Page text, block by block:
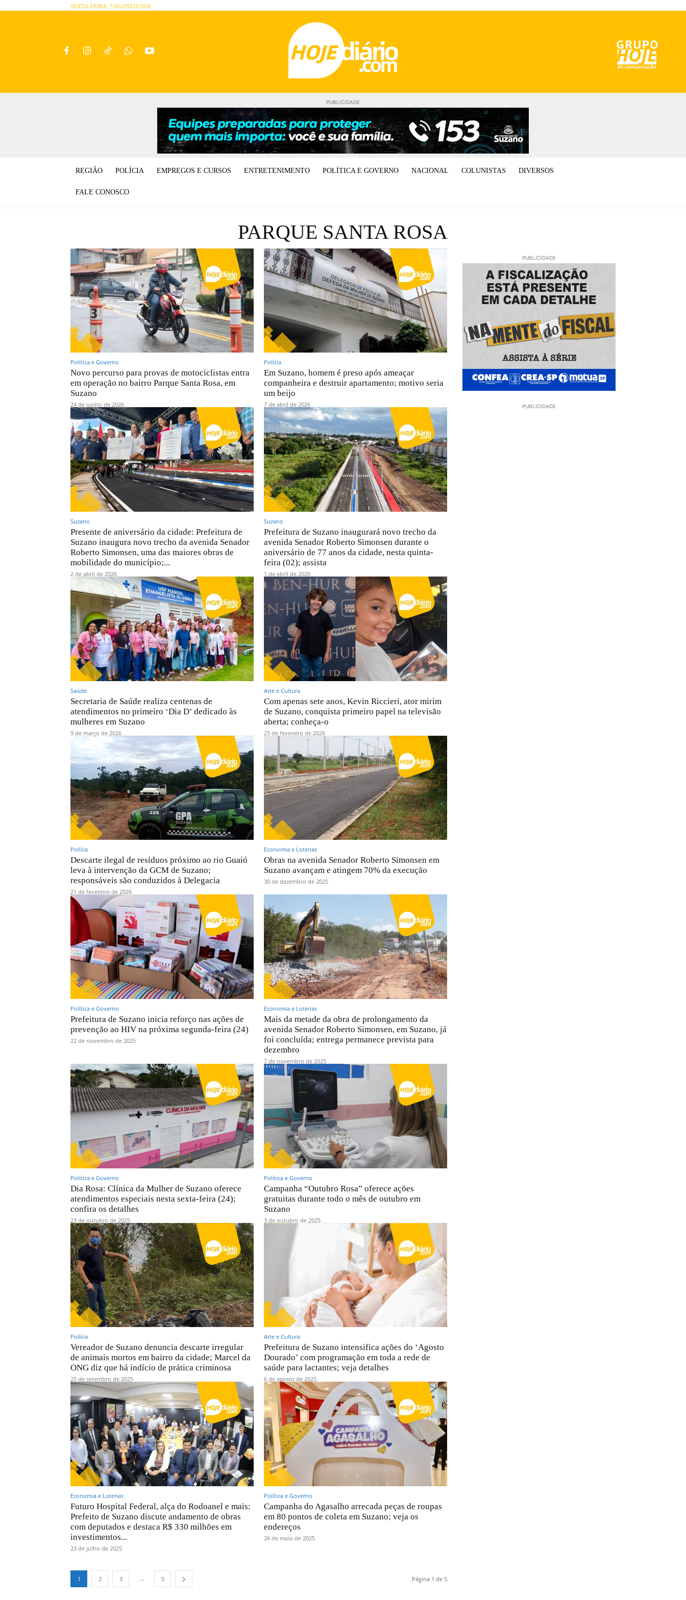
SEXTA-FEIRA, 7/AGOSTO/2026
PUBLICIDADE
REGIÃO POLÍCIA EMPREGOS E CURSOS ENTRETENIMENTO POLÍTICA E GOVERNO NACIONAL COLUNISTAS DIVERSOS
FALE CONOSCO
PARQUE SANTA ROSA
Política e Governo
Novo percurso para provas de motociclistas entra
em operação no bairro Parque Santa Rosa, em
Suzano
24 de junho de 2026
Polícia
Em Suzano, homem é preso após ameaçar
companheira e destruir apartamento; motivo seria
um beijo
7 de abril de 2026
Suzano
Presente de aniversário da cidade: Prefeitura de
Suzano inaugura novo trecho da avenida Senador
Roberto Simonsen, uma das maiores obras de
mobilidade do município;...
2 de abril de 2026
Suzano
Prefeitura de Suzano inaugurará novo trecho da
avenida Senador Roberto Simonsen durante o
aniversário de 77 anos da cidade, nesta quinta-
feira (02); assista
1 de abril de 2026
Saúde
Secretaria de Saúde realiza centenas de
atendimentos no primeiro ‘Dia D’ dedicado às
mulheres em Suzano
9 de março de 2026
Arte e Cultura
Com apenas sete anos, Kevin Riccieri, ator mirim
de Suzano, conquista primeiro papel na televisão
aberta; conheça-o
25 de fevereiro de 2026
Polícia
Descarte ilegal de resíduos próximo ao rio Guaió
leva à intervenção da GCM de Suzano;
responsáveis são conduzidos à Delegacia
21 de fevereiro de 2026
Economia e Loterias
Obras na avenida Senador Roberto Simonsen em
Suzano avançam e atingem 70% da execução
30 de dezembro de 2025
Política e Governo
Prefeitura de Suzano inicia reforço nas ações de
prevenção ao HIV na próxima segunda-feira (24)
22 de novembro de 2025
Economia e Loterias
Mais da metade da obra de prolongamento da
avenida Senador Roberto Simonsen, em Suzano, já
foi concluída; entrega permanece prevista para
dezembro
7 de novembro de 2025
Política e Governo
Dia Rosa: Clínica da Mulher de Suzano oferece
atendimentos especiais nesta sexta-feira (24);
confira os detalhes
23 de outubro de 2025
Política e Governo
Campanha “Outubro Rosa” oferece ações
gratuitas durante todo o mês de outubro em
Suzano
3 de outubro de 2025
Polícia
Vereador de Suzano denuncia descarte irregular
de animais mortos em bairro da cidade; Marcel da
ONG diz que há indício de prática criminosa
25 de setembro de 2025
Arte e Cultura
Prefeitura de Suzano intensifica ações do ‘Agosto
Dourado’ com programação em toda a rede de
saúde para lactantes; veja detalhes
6 de agosto de 2025
Economia e Loterias
Futuro Hospital Federal, alça do Rodoanel e mais:
Prefeito de Suzano discute andamento de obras
com deputados e destaca R$ 330 milhões em
investimentos...
23 de julho de 2025
Política e Governo
Campanha do Agasalho arrecada peças de roupas
em 80 pontos de coleta em Suzano; veja os
endereços
26 de maio de 2025
1 2 3 ... 5 Página 1 de 5
PUBLICIDADE
PUBLICIDADE